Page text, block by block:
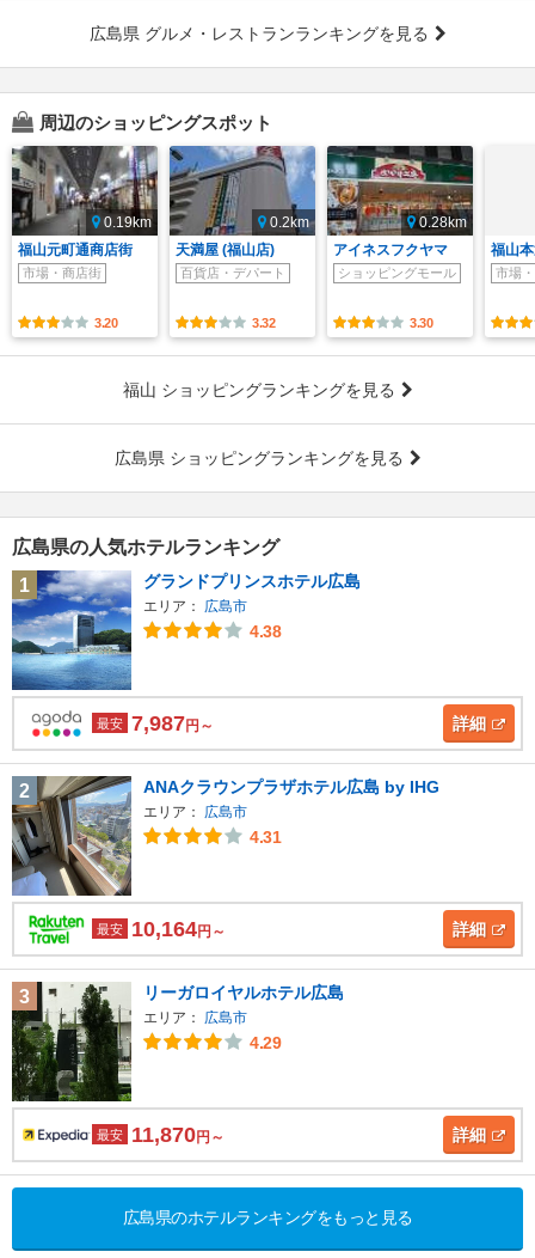
広島県 グルメ・レストランランキングを見る
周辺のショッピングスポット
0.19km
福山元町通商店街
市場・商店街
3.20
0.2km
天満屋 (福山店)
百貨店・デパート
3.32
0.28km
アイネスフクヤマ
ショッピングモール
3.30
福山
市場
福山 ショッピングランキングを見る
広島県 ショッピングランキングを見る
広島県の人気ホテルランキング
1
グランドプリンスホテル広島
エリア： 広島市
4.38
最安 7,987円～ 詳細
2 ANAクラウンプラザホテル広島 by IHG
エリア： 広島市
4.31
最安 10,164円～ 詳細
3 リーガロイヤルホテル広島
エリア： 広島市
4.29
最安 11,870円～ 詳細
広島県のホテルランキングをもっと見る